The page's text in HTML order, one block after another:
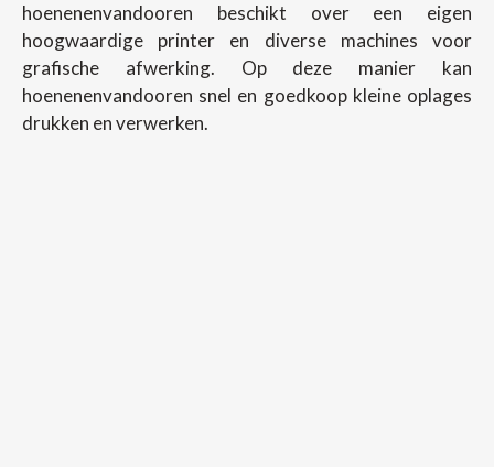
hoenenenvandooren beschikt over een eigen
hoogwaardige printer en diverse machines voor
grafische afwerking. Op deze manier kan
hoenenenvandooren snel en goedkoop kleine oplages
drukken en verwerken.